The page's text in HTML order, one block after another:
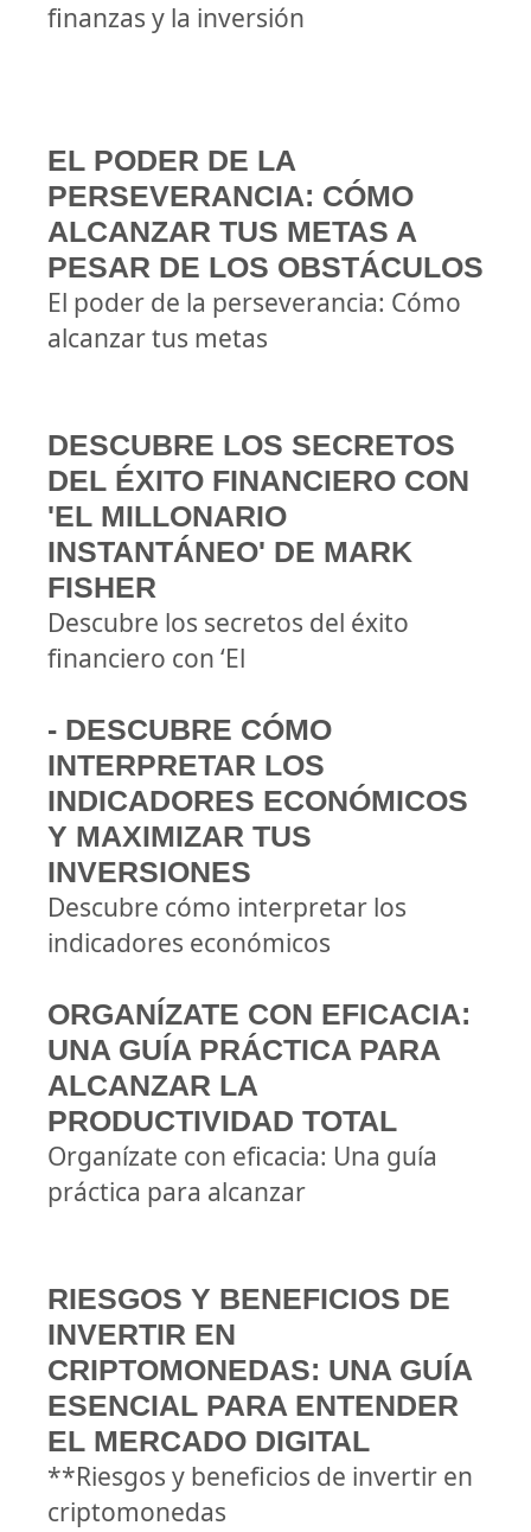
finanzas y la inversión
EL PODER DE LA
PERSEVERANCIA: CÓMO
ALCANZAR TUS METAS A
PESAR DE LOS OBSTÁCULOS
El poder de la perseverancia: Cómo
alcanzar tus metas
DESCUBRE LOS SECRETOS
DEL ÉXITO FINANCIERO CON
'EL MILLONARIO
INSTANTÁNEO' DE MARK
FISHER
Descubre los secretos del éxito
financiero con ‘El
- DESCUBRE CÓMO
INTERPRETAR LOS
INDICADORES ECONÓMICOS
Y MAXIMIZAR TUS
INVERSIONES
Descubre cómo interpretar los
indicadores económicos
ORGANÍZATE CON EFICACIA:
UNA GUÍA PRÁCTICA PARA
ALCANZAR LA
PRODUCTIVIDAD TOTAL
Organízate con eficacia: Una guía
práctica para alcanzar
RIESGOS Y BENEFICIOS DE
INVERTIR EN
CRIPTOMONEDAS: UNA GUÍA
ESENCIAL PARA ENTENDER
EL MERCADO DIGITAL
**Riesgos y beneficios de invertir en
criptomonedas